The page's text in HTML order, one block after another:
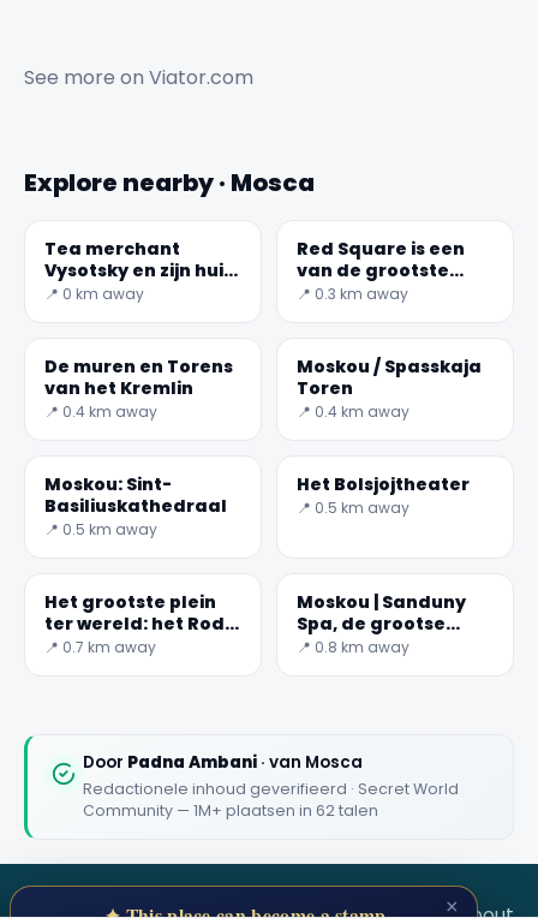
See more on Viator.com
Explore nearby · Mosca
Tea merchant
Vysotsky en zijn huis
op Ogorodnya
📍 0 km away
Red Square is een
van de grootste
vierkanten ter
📍 0.3 km away
De muren en Torens
van het Kremlin
📍 0.4 km away
Moskou / Spasskaja
Toren
📍 0.4 km away
Moskou: Sint-
Basiliuskathedraal
📍 0.5 km away
Het Bolsjojtheater
📍 0.5 km away
Het grootste plein
ter wereld: het Rode
Plein in Moskou
📍 0.7 km away
Moskou | Sanduny
Spa, de grootse
plaats
📍 0.8 km away
Door Padna Ambani · van Mosca
Redactionele inhoud geverifieerd · Secret World
Community — 1M+ plaatsen in 62 talen
×